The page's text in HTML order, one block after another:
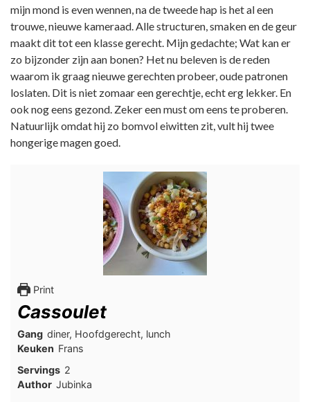
mijn mond is even wennen, na de tweede hap is het al een
trouwe, nieuwe kameraad. Alle structuren, smaken en de geur
maakt dit tot een klasse gerecht. Mijn gedachte; Wat kan er
zo bijzonder zijn aan bonen? Het nu beleven is de reden
waarom ik graag nieuwe gerechten probeer, oude patronen
loslaten. Dit is niet zomaar een gerechtje, echt erg lekker. En
ook nog eens gezond. Zeker een must om eens te proberen.
Natuurlijk omdat hij zo bomvol eiwitten zit, vult hij twee
hongerige magen goed.
Print
Cassoulet
Gang diner, Hoofdgerecht, lunch
Keuken Frans
Servings 2
Author Jubinka